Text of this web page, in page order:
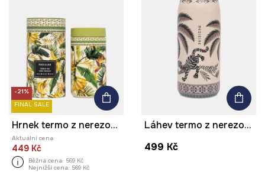
-21%
FINAL SALE
Hrnek termo z nerezové oceli 480 ml
Aktuální cena:
449 Kč
Běžná cena: 569 Kč
Nejnižší cena: 569 Kč
Láhev termo z nerezové oceli 500 ml
499 Kč